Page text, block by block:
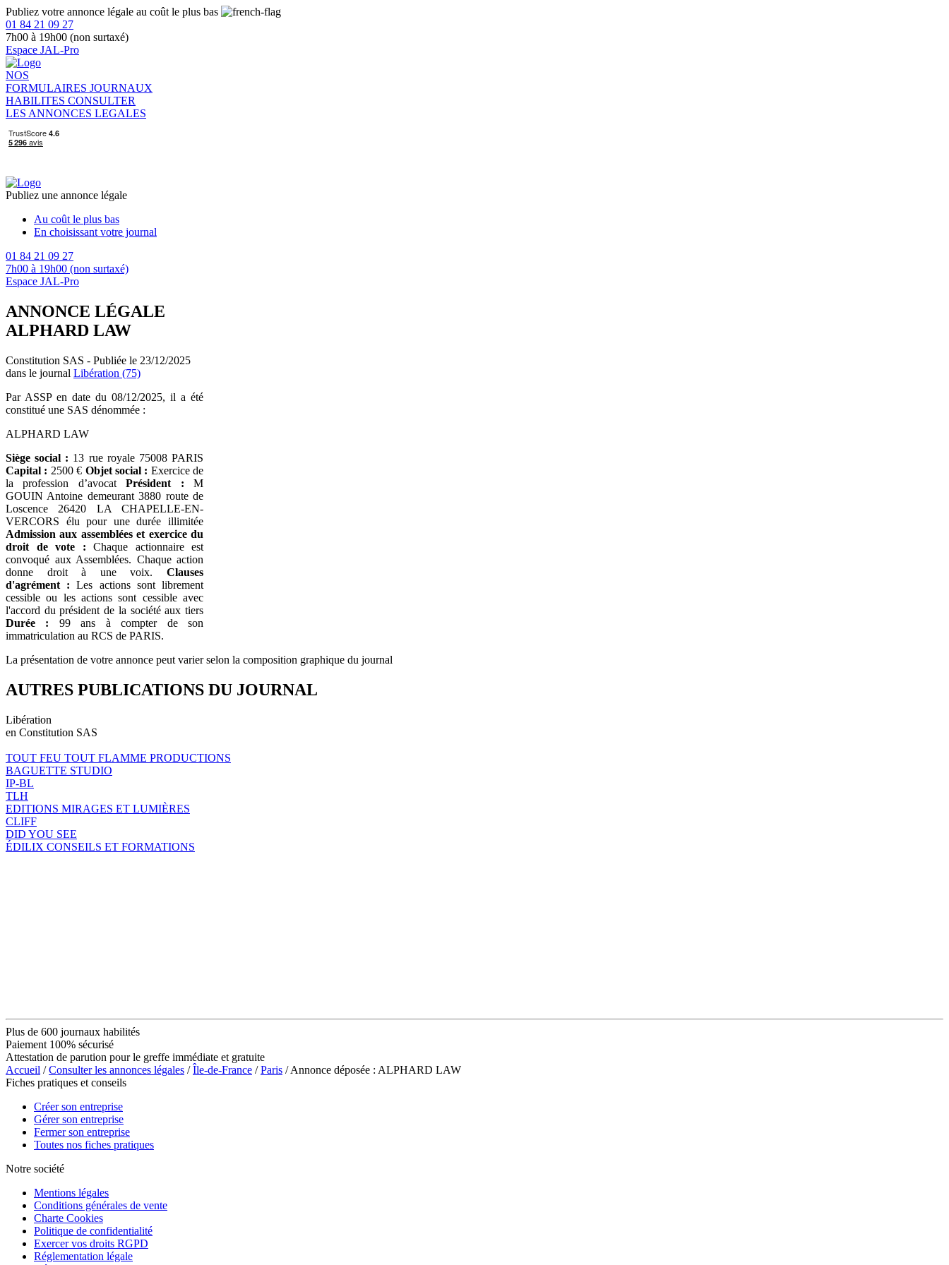
Publiez votre annonce légale au coût le plus bas
01 84 21 09 27
7h00 à 19h00 (non surtaxé)
Espace JAL-Pro
NOS
FORMULAIRES JOURNAUX
HABILITES CONSULTER
LES ANNONCES LEGALES
Publiez une annonce légale
Au coût le plus bas
En choisissant votre journal
01 84 21 09 27
7h00 à 19h00 (non surtaxé)
Espace JAL-Pro
ANNONCE LÉGALE
ALPHARD LAW
Constitution SAS - Publiée le 23/12/2025
dans le journal Libération (75)
Par ASSP en date du 08/12/2025, il a été
constitué une SAS dénommée :
ALPHARD LAW
Siège social : 13 rue royale 75008 PARIS
Capital : 2500 € Objet social : Exercice de
la profession d’avocatPrésident : M
GOUIN Antoine demeurant 3880 route de
Loscence 26420 LA CHAPELLE-EN-
VERCORS élu pour une durée illimitée
Admission aux assemblées et exercice du
droit de vote : Chaque actionnaire est
convoqué aux Assemblées. Chaque action
donne droit à une voix. Clauses
d'agrément : Les actions sont librement
cessible ou les actions sont cessible avec
l'accord du président de la société aux tiers
Durée : 99 ans à compter de son
immatriculation au RCS de PARIS.
La présentation de votre annonce peut varier selon la composition graphique du journal
AUTRES PUBLICATIONS DU JOURNAL
Libération
en Constitution SAS
TOUT FEU TOUT FLAMME PRODUCTIONS
BAGUETTE STUDIO
IP-BL
TLH
EDITIONS MIRAGES ET LUMIÈRES
CLIFF
DID YOU SEE
ÉDILIX CONSEILS ET FORMATIONS
Plus de 600 journaux habilités
Paiement 100% sécurisé
Attestation de parution pour le greffe immédiate et gratuite
Accueil /Consulter les annonces légales /Île-de-France /Paris / Annonce déposée : ALPHARD LAW
Fiches pratiques et conseils
Créer son entreprise
Gérer son entreprise
Fermer son entreprise
Toutes nos fiches pratiques
Notre société
Mentions légales
Conditions générales de vente
Charte Cookies
Politique de confidentialité
Exercer vos droits RGPD
Réglementation légale